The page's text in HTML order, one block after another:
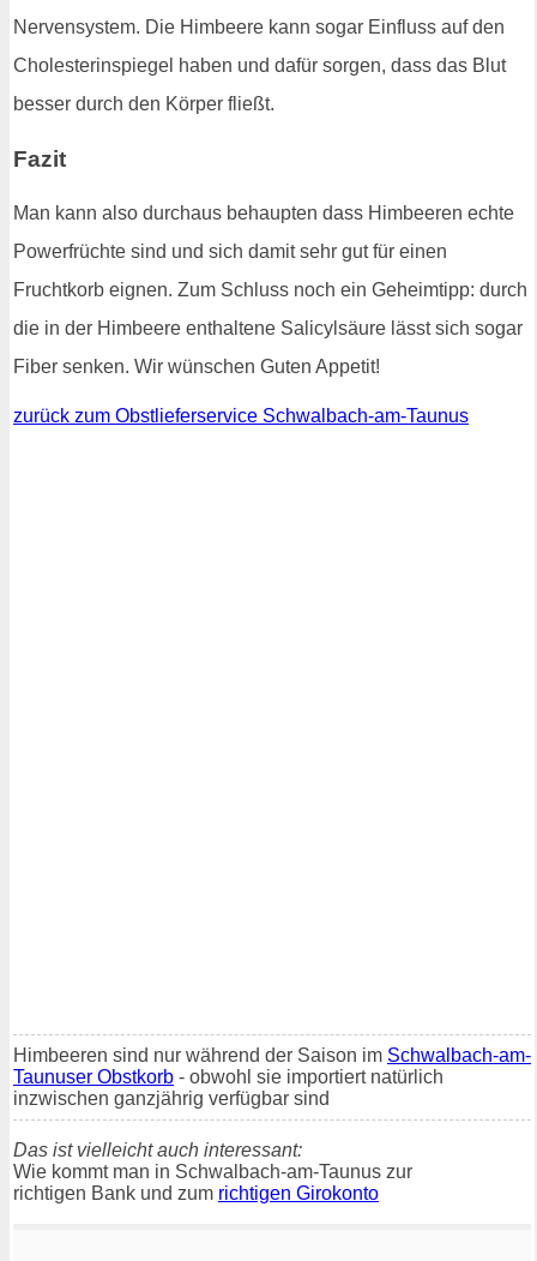
Nervensystem. Die Himbeere kann sogar Einfluss auf den
Cholesterinspiegel haben und dafür sorgen, dass das Blut
besser durch den Körper fließt.
Fazit
Man kann also durchaus behaupten dass Himbeeren echte
Powerfrüchte sind und sich damit sehr gut für einen
Fruchtkorb eignen. Zum Schluss noch ein Geheimtipp: durch
die in der Himbeere enthaltene Salicylsäure lässt sich sogar
Fiber senken. Wir wünschen Guten Appetit!
zurück zum Obstlieferservice Schwalbach-am-Taunus
Himbeeren sind nur während der Saison im Schwalbach-am-
Taunuser Obstkorb - obwohl sie importiert natürlich
inzwischen ganzjährig verfügbar sind
Das ist vielleicht auch interessant:
Wie kommt man in Schwalbach-am-Taunus zur
richtigen Bank und zum richtigen Girokonto